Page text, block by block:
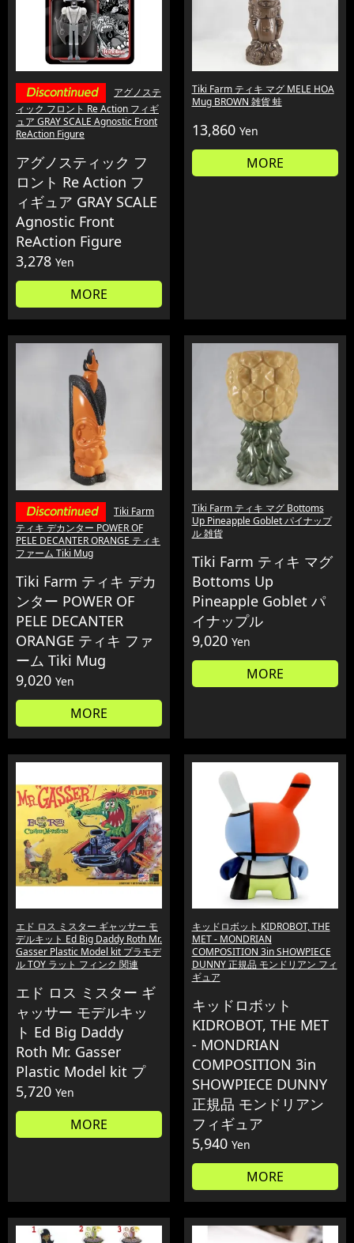
アグノステ
ィック フロント Re Action フィギ
ュア GRAY SCALE Agnostic Front
ReAction Figure
アグノスティック フ
ロント Re Action フ
ィギュア GRAY SCALE
Agnostic Front
ReAction Figure
3,278 Yen
MORE
Tiki Farm ティキ マグ MELE HOA
Mug BROWN 雑貨 蛙
13,860 Yen
MORE
Tiki Farm
ティキ デカンター POWER OF
PELE DECANTER ORANGE ティキ
ファーム Tiki Mug
Tiki Farm ティキ デカ
ンター POWER OF
PELE DECANTER
ORANGE ティキ ファ
ーム Tiki Mug
9,020 Yen
MORE
Tiki Farm ティキ マグ Bottoms
Up Pineapple Goblet パイナップ
ル 雑貨
Tiki Farm ティキ マグ
Bottoms Up
Pineapple Goblet パ
イナップル
9,020 Yen
MORE
エド ロス ミスター ギャッサー モ
デルキット Ed Big Daddy Roth Mr.
Gasser Plastic Model kit プラモデ
ル TOY ラット フィンク 関連
エド ロス ミスター ギ
ャッサー モデルキッ
ト Ed Big Daddy
Roth Mr. Gasser
Plastic Model kit プ
5,720 Yen
MORE
キッドロボット KIDROBOT, THE
MET - MONDRIAN
COMPOSITION 3in SHOWPIECE
DUNNY 正規品 モンドリアン フィ
ギュア
キッドロボット
KIDROBOT, THE MET
- MONDRIAN
COMPOSITION 3in
SHOWPIECE DUNNY
正規品 モンドリアン
フィギュア
5,940 Yen
MORE